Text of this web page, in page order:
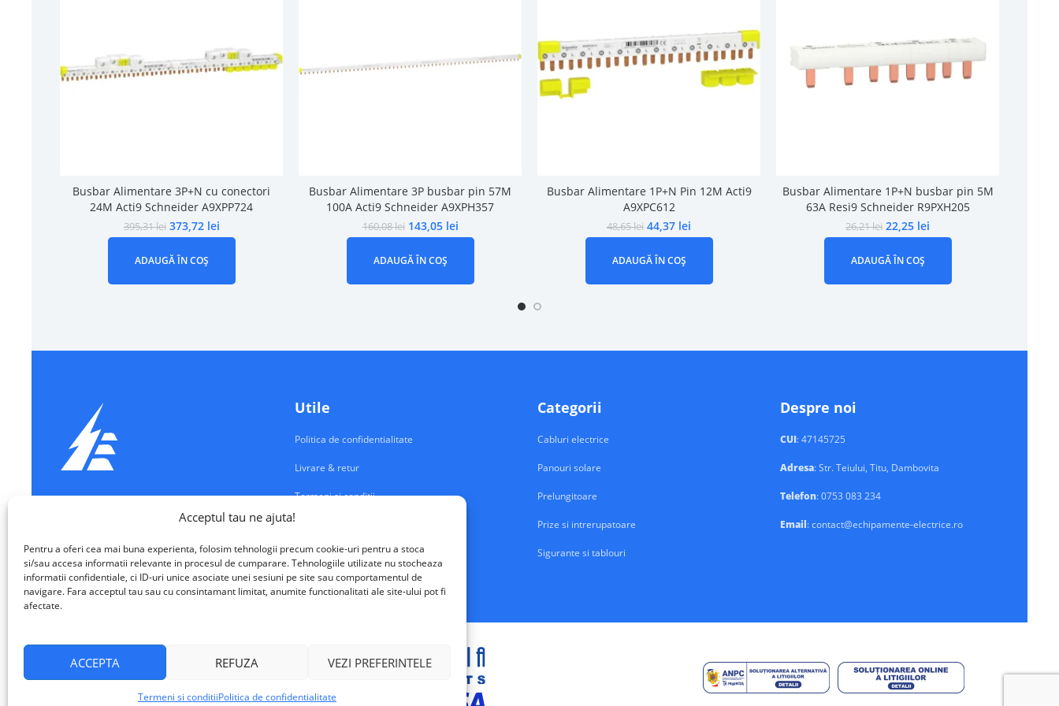
Acceptul tau ne ajuta!
Pentru a oferi cea mai buna experienta, folosim tehnologii precum cookie-uri pentru a stoca
si/sau accesa informatii relevante in procesul de cumparare. Tehnologiile utilizate nu stocheaza
informatii confidentiale, ci ID-uri unice asociate unei sesiuni pe site sau comportamentul de
navigare. Fara acceptul tau sau cu consintamant limitat, anumite functionalitati ale site-ului pot fi
afectate.
ACCEPTA REFUZA VEZI PREFERINTELE
Termeni si conditiiPolitica de confidentialitate
Busbar Alimentare 3P+N cu conectori
24M Acti9 Schneider A9XPP724
395,31lei 373,72 lei
ADAUGĂ ÎN COȘ
Busbar Alimentare 3P busbar pin 57M
100A Acti9 Schneider A9XPH357
160,08lei 143,05 lei
ADAUGĂ ÎN COȘ
Busbar Alimentare 1P+N Pin 12M Acti9
A9XPC612
48,65lei 44,37 lei
ADAUGĂ ÎN COȘ
Busbar Alimentare 1P+N busbar pin 5M
63A Resi9 Schneider R9PXH205
26,21lei 22,25 lei
ADAUGĂ ÎN COȘ
Echipamente Electrice
Utile
Politica de confidentialitate
Livrare & retur
Termeni si conditii
Contul meu
Contact
Categorii
Cabluri electrice
Panouri solare
Prelungitoare
Prize si intrerupatoare
Sigurante si tablouri
Despre noi
CUI: 47145725
Adresa: Str. Teiului, Titu, Dambovita
Telefon: 0753 083 234
Email: contact@echipamente-electrice.ro
VALM Electrical Solutions © 2026